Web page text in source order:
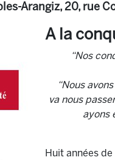
Arangiz, 20, rue
A la
“Nos
“Nous
va nous
ayons
Huit années